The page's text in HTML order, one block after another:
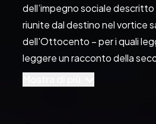
dell’impegno sociale
riunite dal destino nel vortice
dell'Ottocento – per i quali
leggere un racconto della
Il romanzo, infatti, è
vengono rappresentati la